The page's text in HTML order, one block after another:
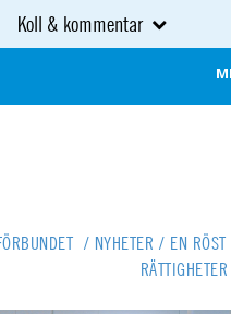
Koll & kommentar
/ NYHETER / EN